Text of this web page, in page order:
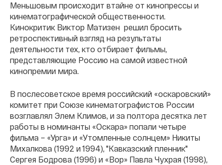
Меньшовым происходит втайне от кинопрессы и
кинематографической общественности.
Кинокритик Виктор Матизен решил бросить
ретроспективный взгляд на результаты
деятельности тех, кто отбирает фильмы,
представляющие Россию на самой известной
кинопремии мира.
В послесоветское время российский «оскаровский»
комитет при Союзе кинематографистов России
возглавлял Элем Климов, и за полтора десятка лет
работы в номинанты «Оскара» попали четыре
фильма – «Урга» и «Утомленные солнцем» Никиты
Михалкова (1992 и 1994), "Кавказский пленник"
Сергея Бодрова (1996) и «Вор» Павла Чухрая (1998),